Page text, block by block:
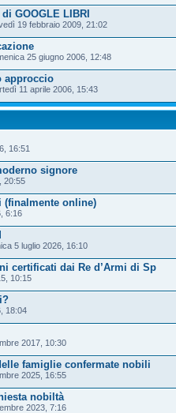
GOOGLE LIBRI
19 febbraio 2009, 21:02
25 giugno 2006, 12:48
approccio
11 aprile 2006, 15:43
16:51
signore
20:55
(finalmente online)
6:16
5 luglio 2026, 16:10
certificati dai Re d’Armi di Sp
10:15
18:04
2017, 10:30
famiglie confermate nobili
2025, 16:55
nobiltà
2023, 7:16